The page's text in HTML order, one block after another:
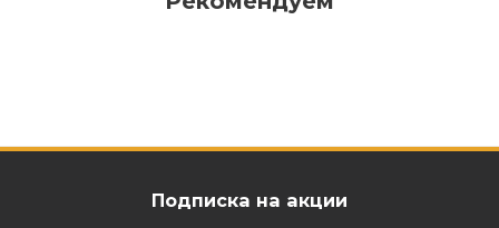
Подписка на акции